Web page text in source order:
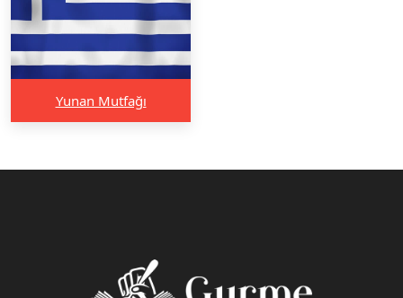
Yunan Mutfağı